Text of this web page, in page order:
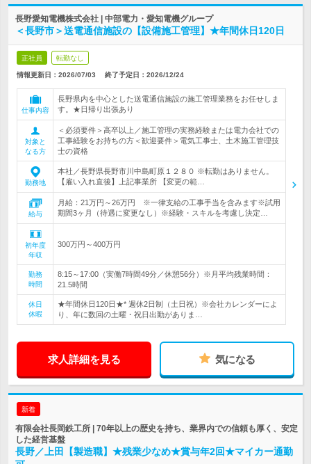
長野愛知電機株式会社 | 中部電力・愛知電機グループ
＜長野市＞送電通信施設の【設備施工管理】★年間休日120日
正社員 転勤なし
情報更新日：2026/07/03 終了予定日： 2026/12/24
仕事内容
長野県内を中心とした送電通信施設の施工管理業務をお任せしま
す。★日帰り出張あり
対象と
なる方
＜必須要件＞高卒以上／施工管理の実務経験または電力会社での
工事経験をお持ちの方＜歓迎要件＞電気工事士、土木施工管理技
士の資格
勤務地
本社／長野県長野市川中島町原１２８０ ※転勤はありません。
【雇い入れ直後】上記事業所 【変更の範…
給与
月給：21万円～26万円 ※一律支給の工事手当を含みます※試用
期間3ヶ月（待遇に変更なし）※経験・スキルを考慮し決定…
初年度
年収
300万円～400万円
勤務
時間
8:15～17:00（実働7時間49分／休憩56分）※月平均残業時間：
21.5時間
休日
休暇
★年間休日120日★* 週休2日制（土日祝）※会社カレンダーによ
り、年に数回の土曜・祝日出勤がありま…
求人詳細を見る 気になる
新着
有限会社長岡鉄工所 | 70年以上の歴史を持ち、業界内での信頼も厚く、安定
した経営基盤
長野／上田【製造職】★残業少なめ★賞与年2回★マイカー通勤